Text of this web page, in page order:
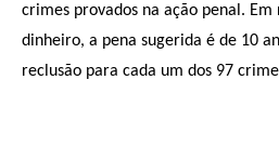
crimes provados na ação penal.
dinheiro, a pena sugerida é de 10
reclusão para cada um dos 97